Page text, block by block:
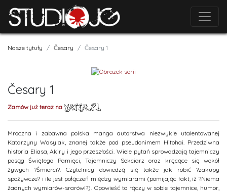
Nasze tytuły Česary Česary 1
Česary 1
Zamów już teraz na
Mroczna i zabawna polska manga autorstwa niezwykle utalentowanej
Katarzyny Wasylak, znanej także pod pseudonimem Hitohai. Przedziwna
historia Eliasa, Akiry i jego przeszłości. Wiele pytań sprowadzają tajemniczy
posąg Świętego Pamięci, Tajemniczy Sekciarz oraz kręcące się wokół
żywych ?Śmierci?. Czytelnicy dowiedzą się także jak robić ?zakupy
spożywcze? i ile jest połączeń między wymiarami (pomijając fakt, iż ?Niema
żadnych wymiarów-srarów!?). Opowieść ta łączy w sobie tajemnice, humor,